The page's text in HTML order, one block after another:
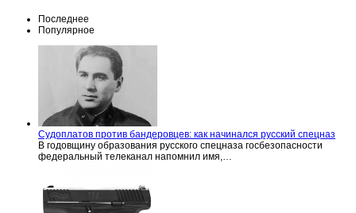
Последнее
Популярное
Судоплатов против бандеровцев: как начинался русский спецназ
В годовщину образования русского спецназа госбезопасности
федеральный телеканал напомнил имя,…